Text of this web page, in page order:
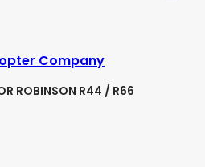
Company
ROBINSON R44 / R66